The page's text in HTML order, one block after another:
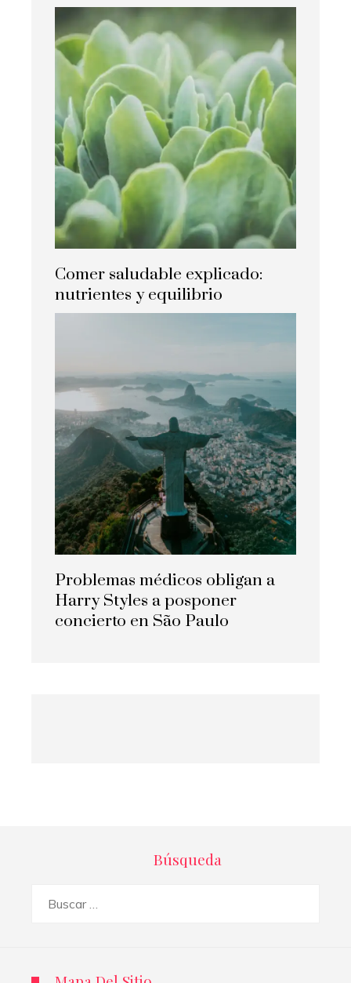
Comer saludable explicado:
nutrientes y equilibrio
Problemas médicos obligan a
Harry Styles a posponer
concierto en São Paulo
Búsqueda